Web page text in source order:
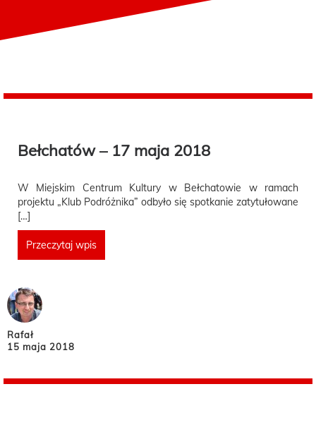
Bełchatów – 17 maja 2018
W Miejskim Centrum Kultury w Bełchatowie w ramach
projektu „Klub Podróżnika” odbyło się spotkanie zatytułowane
[…]
Przeczytaj wpis
Rafał
15 maja 2018